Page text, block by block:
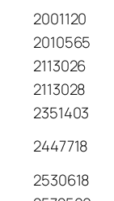
2001120
2010565
2113026
2113028
2351403
2447718
2530618